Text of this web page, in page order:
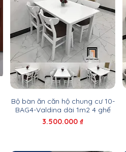
Bộ bàn ăn căn hộ chung cư 10-
BAG4-Valdina dài 1m2 4 ghế
Giá
3.500.000 ₫